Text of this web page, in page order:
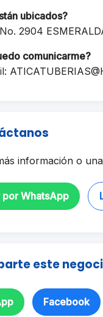
ubicados?
2904
comunicarme?
información o
por WhatsApp
este
Facebook